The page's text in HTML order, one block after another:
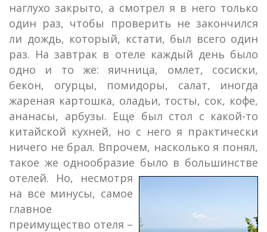
наглухо закрыто, а смотрел я в него только
один раз, чтобы проверить не закончился
ли дождь, который, кстати, был всего один
раз. На завтрак в отеле каждый день было
одно и то же: яичница, омлет, сосиски,
бекон, огурцы, помидоры, салат, иногда
жареная картошка, оладьи, тосты, сок, кофе,
ананасы, арбузы. Еще был стол с какой-то
китайской кухней, но с него я практически
ничего не брал. Впрочем, насколько я понял,
такое же однообразие было в большинстве
отелей. Но, несмотря
на все минусы, самое
главное
преимущество отеля –